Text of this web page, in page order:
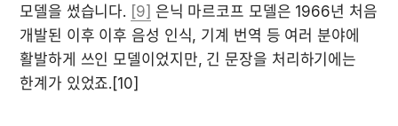
모델을 썼습니다. [9] 은닉 마르코프 모델은 1966년 처음
개발된 이후 이후 음성 인식, 기계 번역 등 여러 분야에
활발하게 쓰인 모델이었지만, 긴 문장을 처리하기에는
한계가 있었죠.[10]